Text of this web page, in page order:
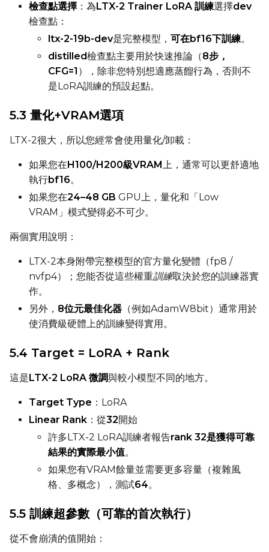
Prompt
Height
LoRA Scale
Prompt
Seed
LoRA Scale
檢查點選擇 ：為LTX-2 Trainer LoRA 訓練選擇dev
檢查點：
ltx-2-19b-dev是完整模型， 可在bf16下訓練。
distilled檢查點主要用於快速推論（8步，
CFG=1 ），除非您特別想適應蒸餾行為，否則不
是LoRA訓練的預設起點。
5.3 量化+VRAM選項
LTX-2很大，所以您經常會使用量化/卸載：
如果您在H100/H200級VRAM上，通常可以更舒適地
執行bf16。
如果您在24–48 GB GPU上，量化和「Low
VRAM」模式變得必不可少。
兩個實用說明：
LTX-2本身附帶完整模型的官方量化變體（fp8 /
nvfp4）；您能否從這些權重訓練取決於您的訓練器實
作。
另外， 8位元最佳化器 （例如AdamW8bit）通常用於
使消費級硬體上的訓練變得實用。
5.4 Target = LoRA + Rank
這是LTX-2 LoRA 微調與較小模型不同的地方。
Target Type ：LoRA
Linear Rank ：從32開始
許多LTX-2 LoRA訓練者報告rank 32是獲得可靠
結果的實際最小值。
如果您有VRAM餘量並需要更多容量（複雜風
格、多概念），測試64。
5.5 訓練超參數（可靠的首次執行）
從不會崩潰的值開始：